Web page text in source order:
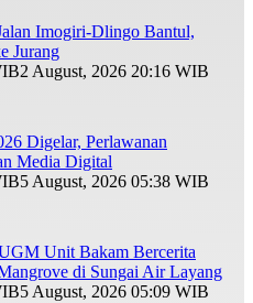
Imogiri-Dlingo Bantul,
Jurang
2 August, 2026 20:16 WIB
Digelar, Perlawanan
Media Digital
5 August, 2026 05:38 WIB
Unit Bakam Bercerita
di Sungai Air Layang
5 August, 2026 05:09 WIB